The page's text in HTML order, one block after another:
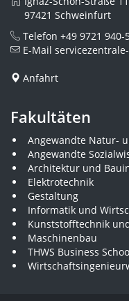
97421 Schweinfurt
Telefon +49 9721 940-
E-Mail
Anfahrt
Fakultäten
Angewandte Natur-
Angewandte
Architektur und
Elektrotechnik
Gestaltung
Informatik und
Kunststofftechnik
Maschinenbau
THWS Business